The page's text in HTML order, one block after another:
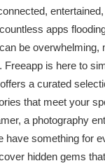
apps
be overwhelming,
Freeapp is here to
a curated
that meet your
a photography
have something for
hidden gems